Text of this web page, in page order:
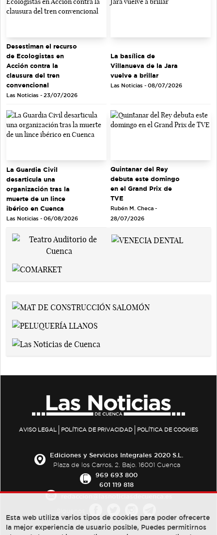
Desestiman el recurso
de Ecologistas en
Acción contra la
clausura del tren
convencional
Las Noticias - 23/07/2026
La basílica de
Villanueva de la Jara
vuelve a brillar
Las Noticias - 08/07/2026
La Guardia Civil
desarticula una
organización tras la
muerte de un lince
ibérico en Cuenca
Las Noticias - 06/08/2026
Quintanar del Rey
debuta este domingo
en el Grand Prix de
TVE
Rubén M. Checa -
28/07/2026
AVISO LEGAL POLÍTICA DE PRIVACIDAD POLÍTICA DE COOKIES
Ediciones y Servicios Integrales 2020 S.L.
Plaza de los Carros, 2. Bajo. 16001 Cuenca
969 693 800
601 119 818
Esta web utiliza varios tipos de cookies para poder ofrecerte
la mejor experiencia de usuario posible, Puedes permitirnos